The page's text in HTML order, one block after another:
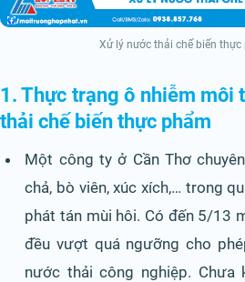
Xử lý nước thải chế biến thực
1. Thực trạng ô nhiễm môi
thải chế biến thực phẩm
Một công ty ở Cần Thơ
chả, bò viên, xúc xích,… trong
phát tán mùi hôi. Có đến 5/13
đều vượt quá ngưỡng cho
nước thải công nghiệp. Chưa